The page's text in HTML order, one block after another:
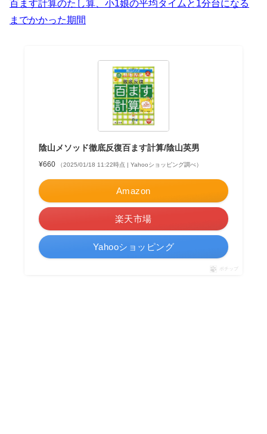
百ます計算のたし算、小1娘の平均タイムと1分台になる
までかかった期間
陰山メソッド徹底反復百ます計算/陰山英男
¥660 （2025/01/18 11:22時点 | Yahooショッピング調べ）
Amazon
楽天市場
Yahooショッピング
ポチップ